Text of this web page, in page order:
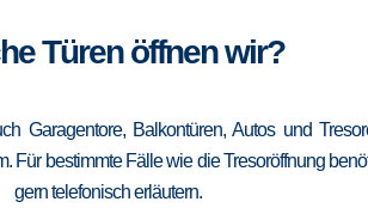
Türen öffnen wir?
Garagentore, Balkontüren, Autos und
bestimmte Fälle wie die Tresoröffnung
gern telefonisch erläutern.